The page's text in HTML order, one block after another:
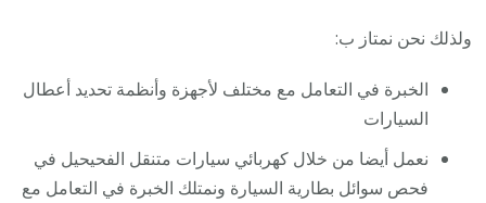
ولذلك نحن نمتاز ب:
الخبرة في التعامل مع مختلف لأجهزة وأنظمة تحديد أعطال
السيارات
نعمل أيضا من خلال كهربائي سيارات متنقل الفحيحيل في
فحص سوائل بطارية السيارة ونمتلك الخبرة في التعامل مع